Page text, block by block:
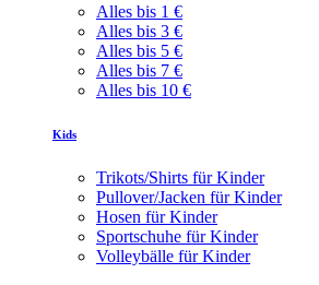
Alles bis 1 €
Alles bis 3 €
Alles bis 5 €
Alles bis 7 €
Alles bis 10 €
Kids
Trikots/Shirts für Kinder
Pullover/Jacken für Kinder
Hosen für Kinder
Sportschuhe für Kinder
Volleybälle für Kinder